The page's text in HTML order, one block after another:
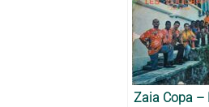
Ranarison et son
ensemble, 1972
Zaia Copa –